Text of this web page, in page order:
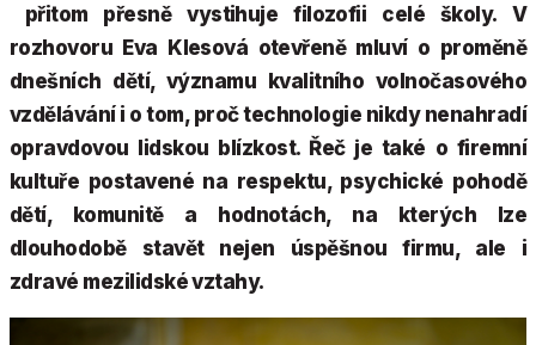
přitom přesně vystihuje filozofii celé školy. V
rozhovoru Eva Klesová otevřeně mluví o proměně
dnešních dětí, významu kvalitního volnočasového
vzdělávání i o tom, proč technologie nikdy nenahradí
opravdovou lidskou blízkost. Řeč je také o firemní
kultuře postavené na respektu, psychické pohodě
dětí, komunitě a hodnotách, na kterých lze
dlouhodobě stavět nejen úspěšnou firmu, ale i
zdravé mezilidské vztahy.